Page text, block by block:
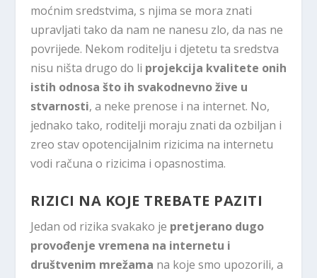
moćnim sredstvima, s njima se mora znati
upravljati tako da nam ne nanesu zlo, da nas ne
povrijede. Nekom roditelju i djetetu ta sredstva
nisu ništa drugo do li projekcija kvalitete onih
istih odnosa što ih svakodnevno žive u
stvarnosti, a neke prenose i na internet. No,
jednako tako, roditelji moraju znati da ozbiljan i
zreo stav opotencijalnim rizicima na internetu
vodi računa o rizicima i opasnostima.
RIZICI NA KOJE TREBATE PAZITI
Jedan od rizika svakako je pretjerano dugo
provođenje vremena na internetu i
društvenim mrežama na koje smo upozorili, a